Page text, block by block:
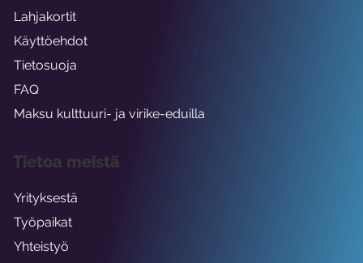
Lahjakortit
Käyttöehdot
Tietosuoja
FAQ
Maksu kulttuuri- ja virike-eduilla
Tietoa meistä
Yrityksestä
Työpaikat
Yhteistyö